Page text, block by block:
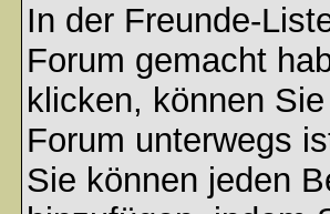
In der Freunde-
Forum gemacht
klicken, können
Forum unterwegs
Sie können jeden